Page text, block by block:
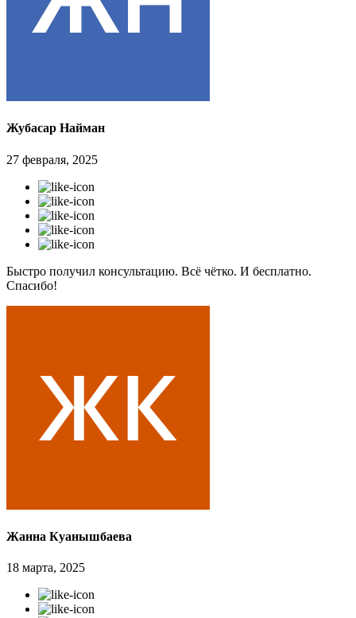
Жубасар Найман
27 февраля, 2025
Быстро получил консультацию. Всё чётко. И бесплатно.
Спасибо!
Жанна Куанышбаева
18 марта, 2025